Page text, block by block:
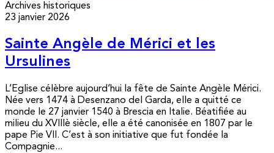
Archives historiques
23 janvier 2026
Sainte Angèle de Mérici et les
Ursulines
L’Eglise célèbre aujourd’hui la fête de Sainte Angèle Mérici.
Née vers 1474 à Desenzano del Garda, elle a quitté ce
monde le 27 janvier 1540 à Brescia en Italie. Béatifiée au
milieu du XVIIIè siècle, elle a été canonisée en 1807 par le
pape Pie VII. C’est à son initiative que fut fondée la
Compagnie...